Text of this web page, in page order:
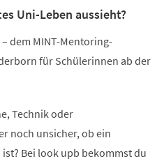
Uni-Leben aussieht?
dem MINT-Mentoring-
für Schülerinnen ab der
Technik oder
noch unsicher, ob ein
Bei look upb bekommst du